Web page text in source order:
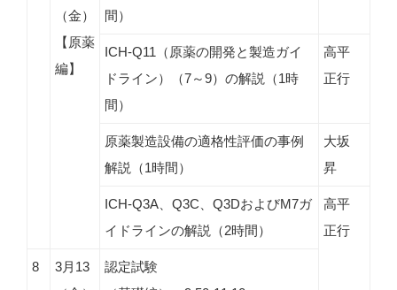
（金）
【原薬
編】
間）
ICH-Q11（原薬の開発と製造ガイ
ドライン）（7～9）の解説（1時
間）
高平
正行
原薬製造設備の適格性評価の事例
解説（1時間）
大坂
昇
ICH-Q3A、Q3C、Q3DおよびM7ガ
イドラインの解説（2時間）
高平
正行
8
3月13
認定試験